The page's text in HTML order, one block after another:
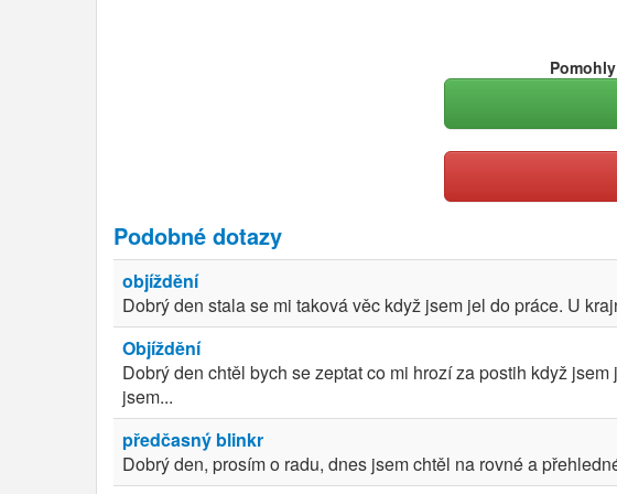
Podobné dotazy
objíždění
Dobrý den stala se mi taková věc když jsem jel do práce. U
Objíždění
Dobrý den chtěl bych se zeptat co mi hrozí za postih když
jsem...
předčasný blinkr
Dobrý den, prosím o radu, dnes jsem chtěl na rovné a